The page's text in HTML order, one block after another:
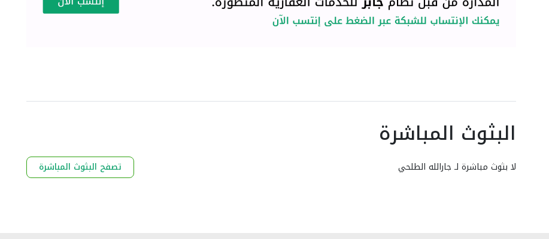
البثوث المباشرة
لا بثوث مباشرة لـ جارالله الطلحي تصفح البثوث المباشرة